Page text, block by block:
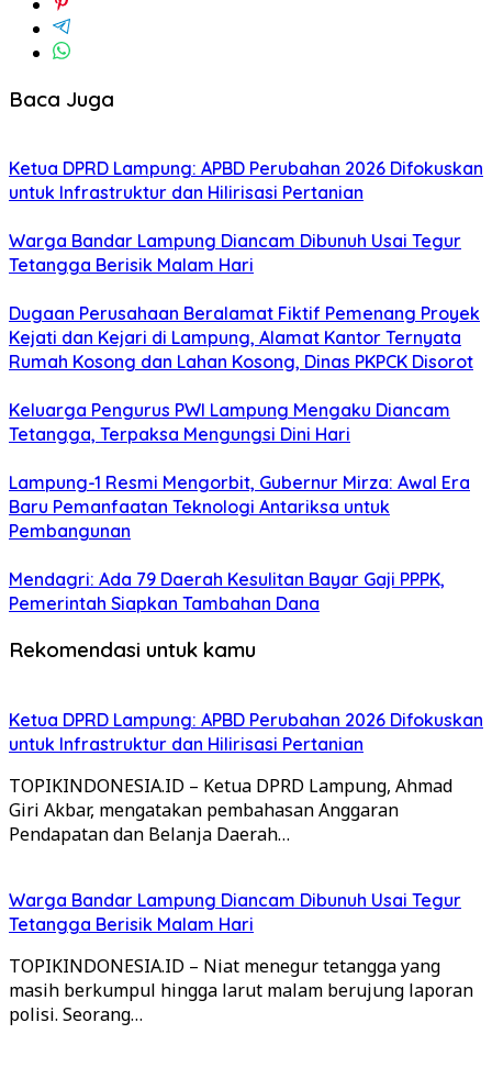
Baca Juga
Ketua DPRD Lampung: APBD Perubahan 2026 Difokuskan
untuk Infrastruktur dan Hilirisasi Pertanian
Warga Bandar Lampung Diancam Dibunuh Usai Tegur
Tetangga Berisik Malam Hari
Dugaan Perusahaan Beralamat Fiktif Pemenang Proyek
Kejati dan Kejari di Lampung, Alamat Kantor Ternyata
Rumah Kosong dan Lahan Kosong, Dinas PKPCK Disorot
Keluarga Pengurus PWI Lampung Mengaku Diancam
Tetangga, Terpaksa Mengungsi Dini Hari
Lampung-1 Resmi Mengorbit, Gubernur Mirza: Awal Era
Baru Pemanfaatan Teknologi Antariksa untuk
Pembangunan
Mendagri: Ada 79 Daerah Kesulitan Bayar Gaji PPPK,
Pemerintah Siapkan Tambahan Dana
Rekomendasi untuk kamu
Ketua DPRD Lampung: APBD Perubahan 2026 Difokuskan
untuk Infrastruktur dan Hilirisasi Pertanian
TOPIKINDONESIA.ID – Ketua DPRD Lampung, Ahmad
Giri Akbar, mengatakan pembahasan Anggaran
Pendapatan dan Belanja Daerah…
Warga Bandar Lampung Diancam Dibunuh Usai Tegur
Tetangga Berisik Malam Hari
TOPIKINDONESIA.ID – Niat menegur tetangga yang
masih berkumpul hingga larut malam berujung laporan
polisi. Seorang…